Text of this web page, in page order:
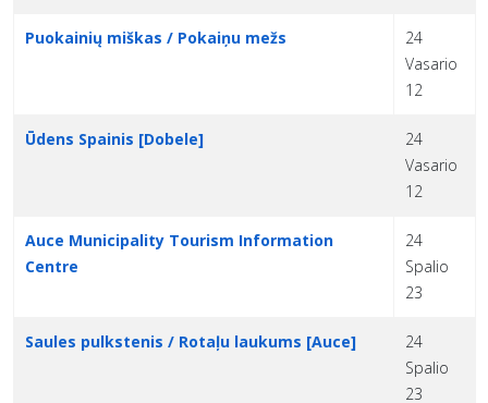
Puokainių miškas / Pokaiņu mežs
24
Vasario
12
Ūdens Spainis [Dobele]
24
Vasario
12
Auce Municipality Tourism Information
Centre
24
Spalio
23
Saules pulkstenis / Rotaļu laukums [Auce]
24
Spalio
23